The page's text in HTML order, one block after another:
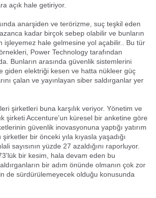
açık hale getiriyor.
anarşiden ve terörizme, suç teşkil eden
kadar birçok sebep olabilir ve bunların
işleyemez hale gelmesine yol açabilir.. Bu tür
Power Technology tarafından
Bunların arasında güvenlik sistemlerini
giden elektriği kesen ve hatta nükleer güç
çalan ve yayınlayan siber saldırganlar yer
şirketleri buna karşılık veriyor. Yönetim ve
şirketi Accenture'un küresel bir anketine göre
güvenlik inovasyonuna yaptığı yatırım
bir önceki yıla kıyasla yaşadığı
sayısının yüzde 27 azaldığını raporluyor.
bir kesim, hala devam eden bu
bir adım önünde olmanın çok zor
de sürdürülemeyecek olduğu konusunda